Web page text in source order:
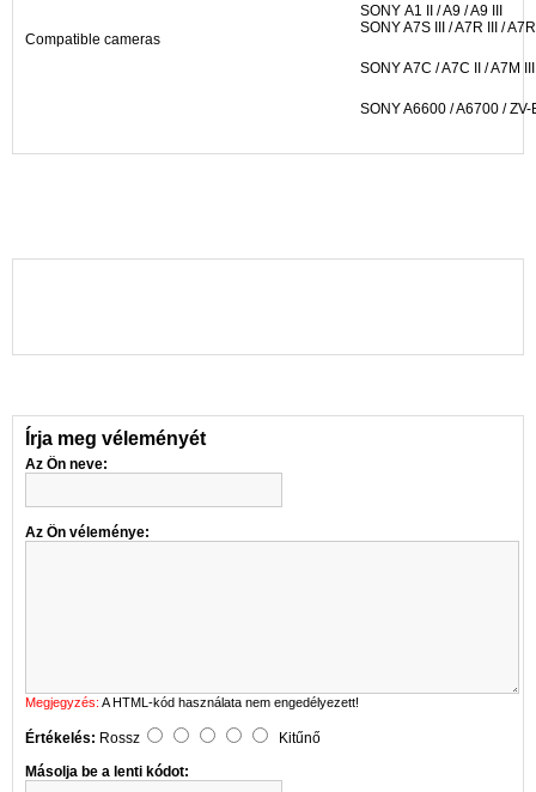
Compatible cameras
SONY A1 II / A9 / A9 III
SONY A7S III / A7R III /
SONY A7C / A7C II / A7M
SONY A6600 / A6700 / ZV-
Írja meg véleményét
Az Ön neve:
Az Ön véleménye:
Megjegyzés: A HTML-kód használata nem engedélyezett!
Értékelés: Rossz
Kitűnő
Másolja be a lenti kódot: